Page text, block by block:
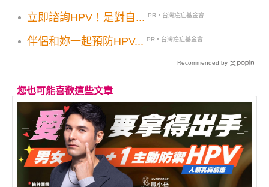
立即諮詢HPV！是對自...
PR・台灣癌症基金會
伴侶和妳一起預防HPV... PR・台灣癌症基金會
Recommended by
您也可能喜歡這些文章